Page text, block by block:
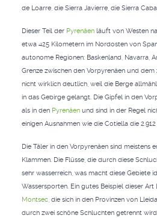
de Loarre, die Sierra Javierre, die Sierra
Dieser Teil der Pyrenäenläuft von Westen
etwa 425 Kilometern im Nordosten von
autonome Regionen: Baskenland, Navarra,
Grenze zwischen den Vorpyrenäen und dem
nicht wirklich deutlich, weil die Berge
in das Gebirge gelangt. Die Gipfel in den
als in den Pyrenäenund sind in der Regel
einigen Ausnahmen wie die Cotiella die
Die Täler in den Vorpyrenäen sind meistens
Klammen. Die Flüsse, die durch diese
sehr wasserreich, was macht diese Gebiete
Wassersporten. Ein gutes Beispiel dieser Art
Montsec, die sich in den Provinzen von
durch zwei schöne Schluchten getrennt